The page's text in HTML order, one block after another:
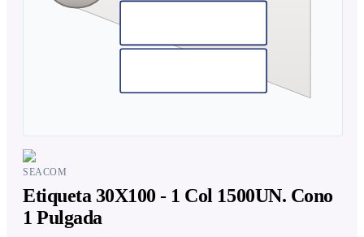
SEACOM
Etiqueta 30X100 - 1 Col 1500UN. Cono
1 Pulgada